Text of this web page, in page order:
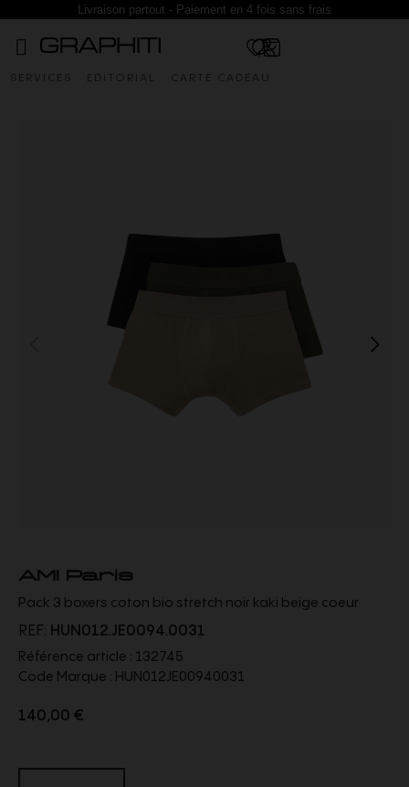
Livraison partout - Paiement en 4 fois sans frais
SERVICES EDITORIAL CARTE CADEAU
AMI Paris
Pack 3 boxers coton bio stretch noir kaki beige coeur
REF: HUN012.JE0094.0031
Référence article : 132745
Code Marque : HUN012JE00940031
140,00 €